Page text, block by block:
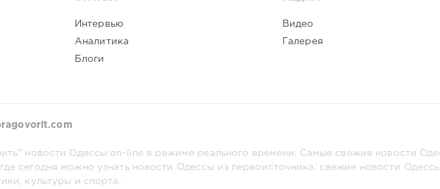
Интервью
Аналитика
Блоги
Видео
Галерея
новости Одессы on-line в режиме реального времени. Самые свежие новости
сегодня можно узнать новости Одессы из первоисточника: свежие новости
культуры и спорта.